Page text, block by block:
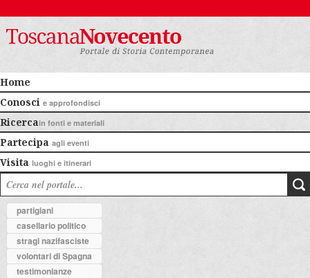
Home
Conosci e approfondisci
Ricercain fonti e materiali
Partecipa agli eventi
Visita luoghi e itinerari
partigiani
casellario politico
stragi nazifasciste
volontari di Spagna
testimonianze